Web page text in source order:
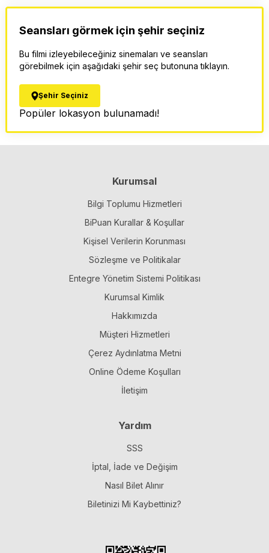
Seansları görmek için şehir seçiniz
Bu filmi izleyebileceğiniz sinemaları ve seansları
görebilmek için aşağıdaki şehir seç butonuna tıklayın.
Şehir Seçiniz
Popüler lokasyon bulunamadı!
Kurumsal
Bilgi Toplumu Hizmetleri
BiPuan Kurallar & Koşullar
Kişisel Verilerin Korunması
Sözleşme ve Politikalar
Entegre Yönetim Sistemi Politikası
Kurumsal Kimlik
Hakkımızda
Müşteri Hizmetleri
Çerez Aydınlatma Metni
Online Ödeme Koşulları
İletişim
Yardım
SSS
İptal, İade ve Değişim
Nasıl Bilet Alınır
Biletinizi Mi Kaybettiniz?